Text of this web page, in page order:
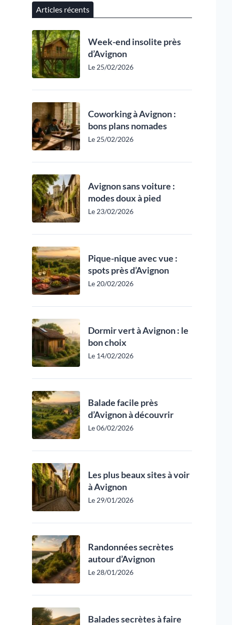
Articles récents
Week-end insolite près
d’Avignon
Le 25/02/2026
Coworking à Avignon :
bons plans nomades
Le 25/02/2026
Avignon sans voiture :
modes doux à pied
Le 23/02/2026
Pique-nique avec vue :
spots près d’Avignon
Le 20/02/2026
Dormir vert à Avignon : le
bon choix
Le 14/02/2026
Balade facile près
d’Avignon à découvrir
Le 06/02/2026
Les plus beaux sites à voir
à Avignon
Le 29/01/2026
Randonnées secrètes
autour d’Avignon
Le 28/01/2026
Balades secrètes à faire